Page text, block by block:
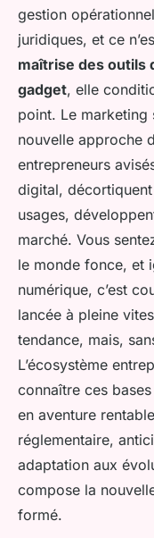
gestion
juridiques, et ce
maîtrise des outils
gadget, elle
point. Le marketing
nouvelle approche
entrepreneurs
digital,
usages,
marché. Vous
le monde fonce, et
numérique, c’est
lancée à pleine
tendance, mais,
L’écosystème
connaître ces
en aventure
réglementaire,
adaptation aux
compose la
formé.